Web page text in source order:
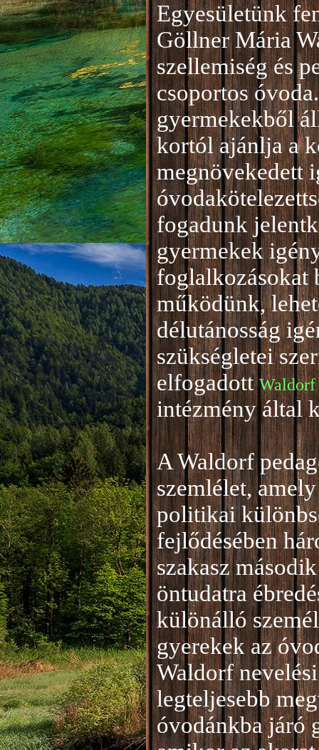
Egyesületünk
Göllner Mária
szellemiség és
csoportos
gyermekekből
kortól ajánlja a
megnövekedett
fogadunk
gyermekek
foglalkozásokat
működünk,
délutánosság
szükségletei
elfogadott Waldorf
intézmény által
A Waldorf
szemlélet,
politikai
fejlődésében
szakasz
öntudatra
különálló
gyerekek az
Waldorf
legteljesebb
óvodánkba járó